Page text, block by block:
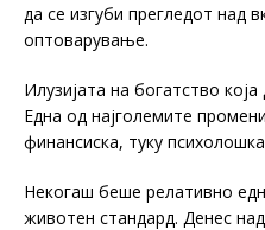
да се изгуби прегледот над
оптоварување.
Илузијата на богатство
Една од најголемите
финансиска, туку
Некогаш беше релативно
животен стандард. Денес